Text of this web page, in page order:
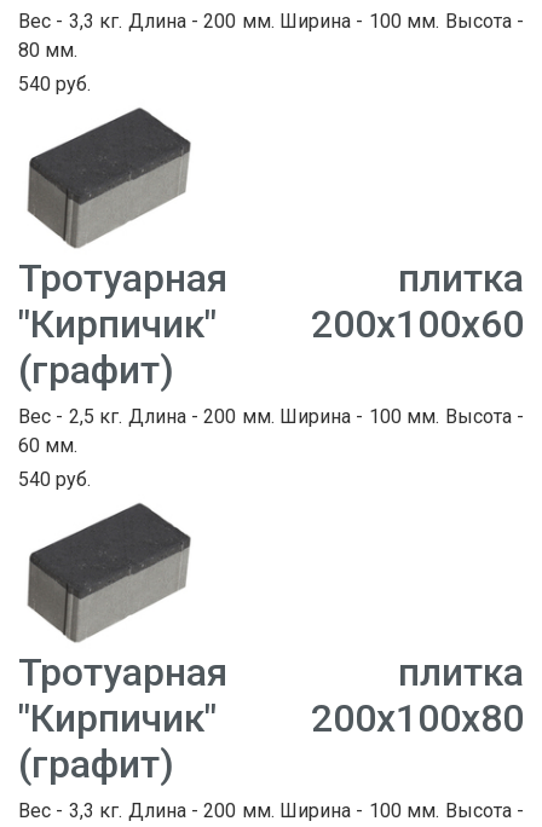
Вес - 3,3 кг. Длина - 200 мм. Ширина - 100 мм. Высота -
80 мм.
540 руб.
Тротуарная плитка
"Кирпичик" 200х100х60
(графит)
Вес - 2,5 кг. Длина - 200 мм. Ширина - 100 мм. Высота -
60 мм.
540 руб.
Тротуарная плитка
"Кирпичик" 200х100х80
(графит)
Вес - 3,3 кг. Длина - 200 мм. Ширина - 100 мм. Высота -